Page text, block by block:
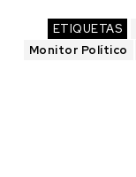
ETIQUETAS
Monitor Político